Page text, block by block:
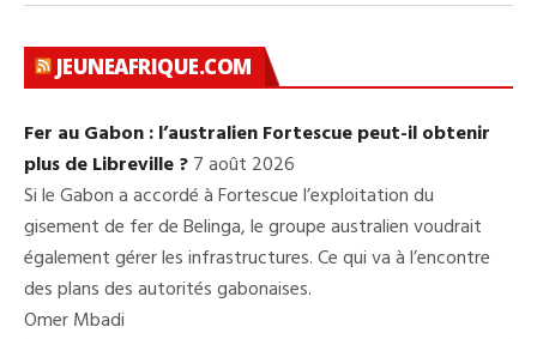
JEUNEAFRIQUE.COM
Fer au Gabon : l’australien Fortescue peut-il obtenir
plus de Libreville ?7 août 2026
Si le Gabon a accordé à Fortescue l’exploitation du
gisement de fer de Belinga, le groupe australien voudrait
également gérer les infrastructures. Ce qui va à l’encontre
des plans des autorités gabonaises.
Omer Mbadi